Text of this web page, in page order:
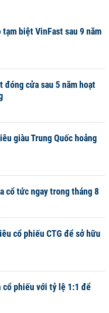
biệt VinFast sau 9 năm
cửa sau 5 năm hoạt
giàu Trung Quốc hoảng
cổ tức ngay trong tháng 8
cổ phiếu CTG để sở hữu
cổ phiếu với tỷ lệ 1:1 để